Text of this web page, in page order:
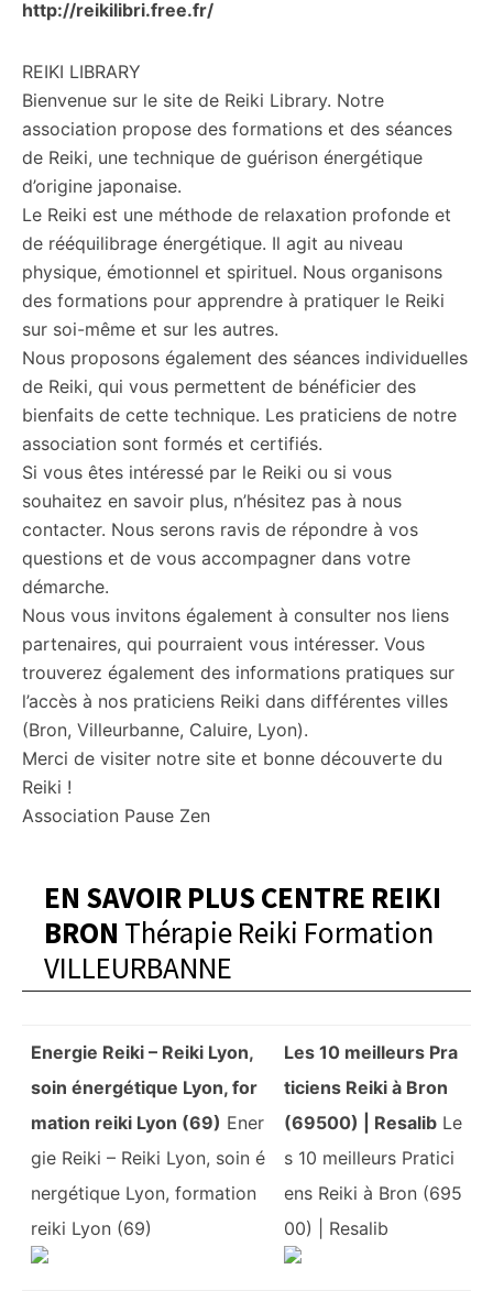
http://reikilibri.free.fr/
REIKI LIBRARY
Bienvenue sur le site de Reiki Library. Notre
association propose des formations et des séances
de Reiki, une technique de guérison énergétique
d’origine japonaise.
Le Reiki est une méthode de relaxation profonde et
de rééquilibrage énergétique. Il agit au niveau
physique, émotionnel et spirituel. Nous organisons
des formations pour apprendre à pratiquer le Reiki
sur soi-même et sur les autres.
Nous proposons également des séances individuelles
de Reiki, qui vous permettent de bénéficier des
bienfaits de cette technique. Les praticiens de notre
association sont formés et certifiés.
Si vous êtes intéressé par le Reiki ou si vous
souhaitez en savoir plus, n’hésitez pas à nous
contacter. Nous serons ravis de répondre à vos
questions et de vous accompagner dans votre
démarche.
Nous vous invitons également à consulter nos liens
partenaires, qui pourraient vous intéresser. Vous
trouverez également des informations pratiques sur
l’accès à nos praticiens Reiki dans différentes villes
(Bron, Villeurbanne, Caluire, Lyon).
Merci de visiter notre site et bonne découverte du
Reiki !
Association Pause Zen
EN SAVOIR PLUS CENTRE REIKI
BRON Thérapie Reiki Formation
VILLEURBANNE
Energie Reiki – Reiki Lyon,
soin énergétique Lyon, for
mation reiki Lyon (69) Ener
gie Reiki – Reiki Lyon, soin é
nergétique Lyon, formation
reiki Lyon (69)
Les 10 meilleurs Pra
ticiens Reiki à Bron
(69500) | Resalib Le
s 10 meilleurs Pratici
ens Reiki à Bron (695
00) | Resalib